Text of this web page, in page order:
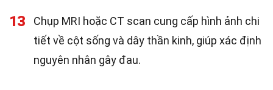
13
Chụp MRI hoặc CT scan cung cấp hình ảnh chi
tiết về cột sống và dây thần kinh, giúp xác định
nguyên nhân gây đau.